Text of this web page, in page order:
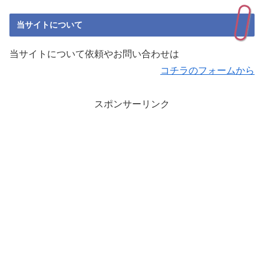
当サイトについて
当サイトについて依頼やお問い合わせは
コチラのフォームから
スポンサーリンク